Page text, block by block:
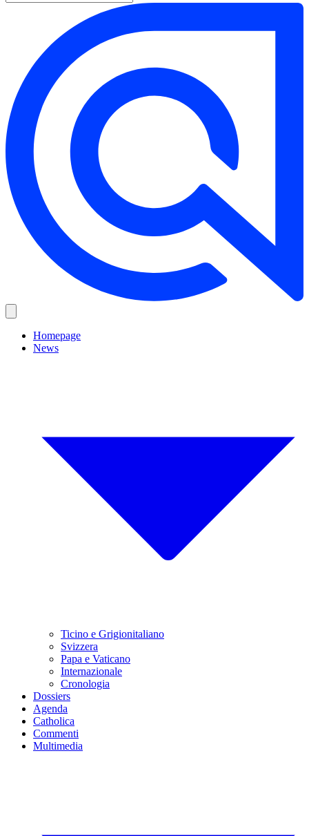
Homepage
News
Ticino e Grigionitaliano
Svizzera
Papa e Vaticano
Internazionale
Cronologia
Dossiers
Agenda
Catholica
Commenti
Multimedia